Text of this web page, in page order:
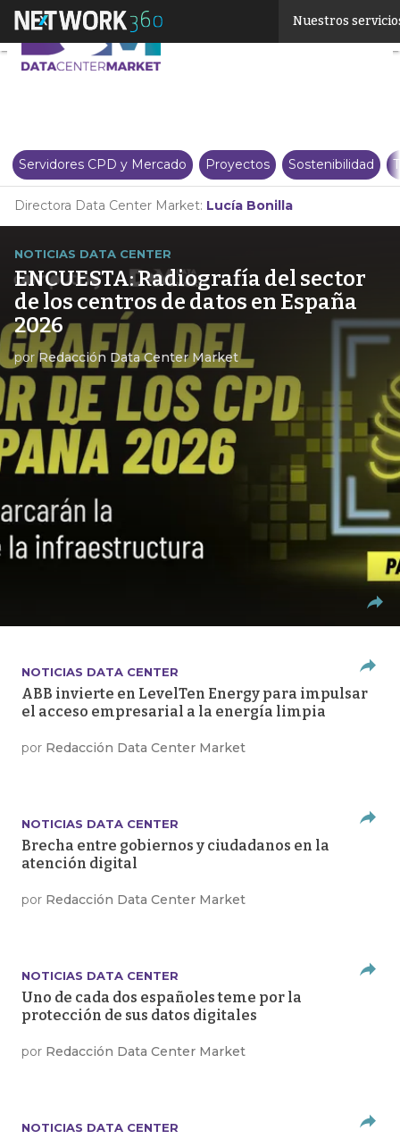
Nuestros
Servidores CPD y Mercado Proyectos Sostenibilidad
Directora Data Center Market: Lucía Bonilla
NOTICIAS DATA CENTER
ENCUESTA: Radiografía del sector
de los centros de datos en España
2026
porRedacción Data Center Market
NOTICIAS DATA CENTER
ABB invierte en LevelTen Energy para impulsar
el acceso empresarial a la energía limpia
por Redacción Data Center Market
NOTICIAS DATA CENTER
Brecha entre gobiernos y ciudadanos en la
atención digital
por Redacción Data Center Market
NOTICIAS DATA CENTER
Uno de cada dos españoles teme por la
protección de sus datos digitales
por Redacción Data Center Market
NOTICIAS DATA CENTER